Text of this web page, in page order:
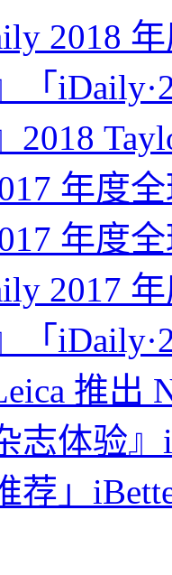
2018
「
2018
年度
年度
2017
「
推出
志体验
荐」